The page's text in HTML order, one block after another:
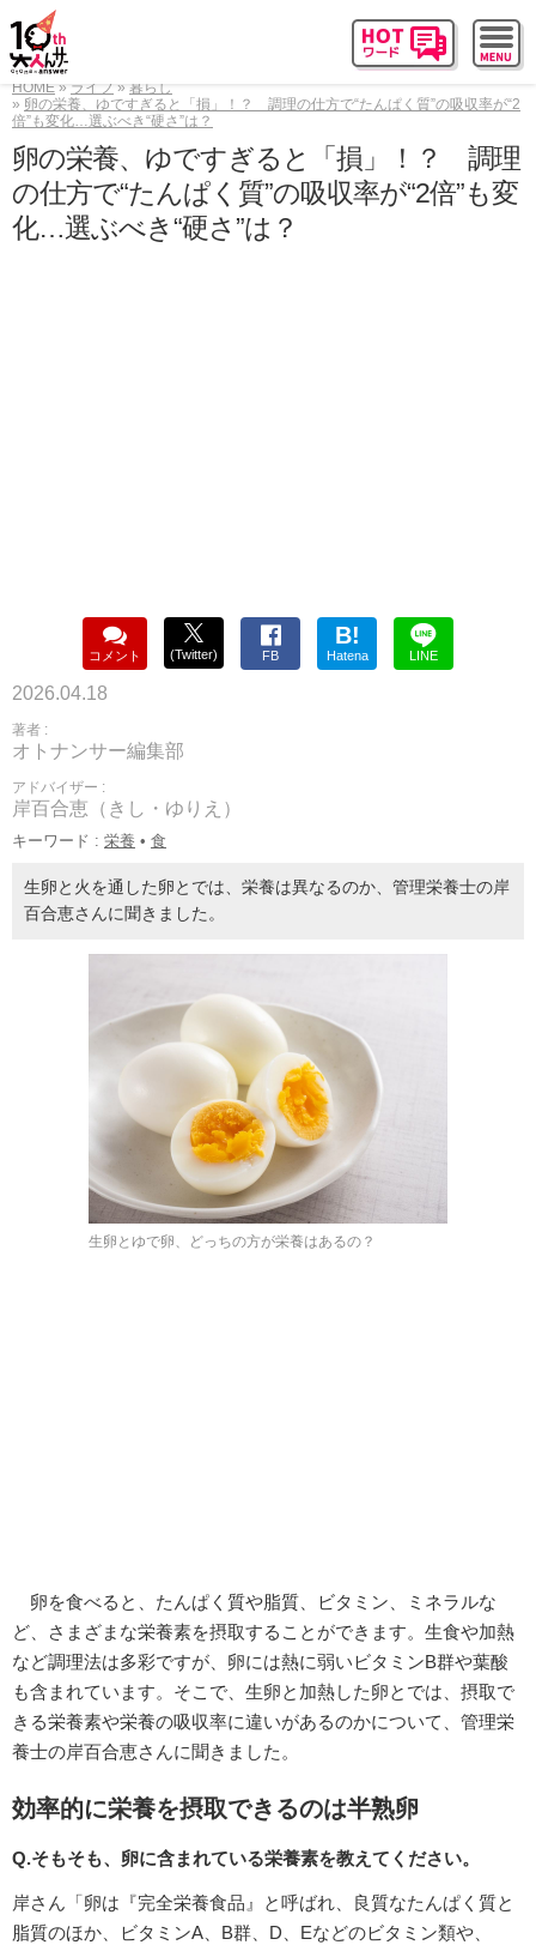
HOME ライフ
暮らし
卵の栄養、ゆですぎると「損」！？ 調理の仕方で“たんぱく質”の吸収率が“2
倍”も変化…選ぶべき“硬さ”は？
卵の栄養、ゆですぎると「損」！？ 調理
の仕方で“たんぱく質”の吸収率が“2倍”も変
化…選ぶべき“硬さ”は？
コメント (Twitter) FB
B!
Hatena LINE
2026.04.18
著者 :
オトナンサー編集部
アドバイザー :
岸百合恵（きし・ゆりえ）
キーワード : 栄養 • 食
生卵と火を通した卵とでは、栄養は異なるのか、管理栄養士の岸
百合恵さんに聞きました。
生卵とゆで卵、どっちの方が栄養はあるの？
卵を食べると、たんぱく質や脂質、ビタミン、ミネラルな
ど、さまざまな栄養素を摂取することができます。生食や加熱
など調理法は多彩ですが、卵には熱に弱いビタミンB群や葉酸
も含まれています。そこで、生卵と加熱した卵とでは、摂取で
きる栄養素や栄養の吸収率に違いがあるのかについて、管理栄
養士の岸百合恵さんに聞きました。
効率的に栄養を摂取できるのは半熟卵
Q.そもそも、卵に含まれている栄養素を教えてください。
岸さん「卵は『完全栄養食品』と呼ばれ、良質なたんぱく質と
脂質のほか、ビタミンA、B群、D、Eなどのビタミン類や、